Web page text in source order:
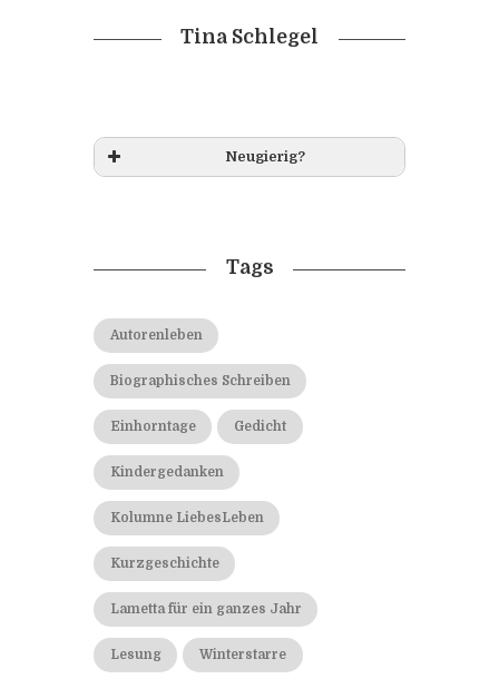
Tina Schlegel
Neugierig?
Tags
Autorenleben
Biographisches Schreiben
Einhorntage Gedicht
Kindergedanken
Kolumne LiebesLeben
Kurzgeschichte
Lametta für ein ganzes Jahr
Lesung Winterstarre